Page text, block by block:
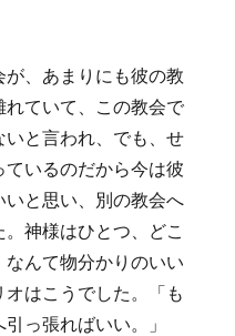
、あまりにも彼の教
ていて、この教会で
と言われ、でも、せ
いるのだから今は彼
と思い、別の教会へ
神様はひとつ、どこ
んて物分かりのいい
はこうでした。「も
っ張ればいい。」